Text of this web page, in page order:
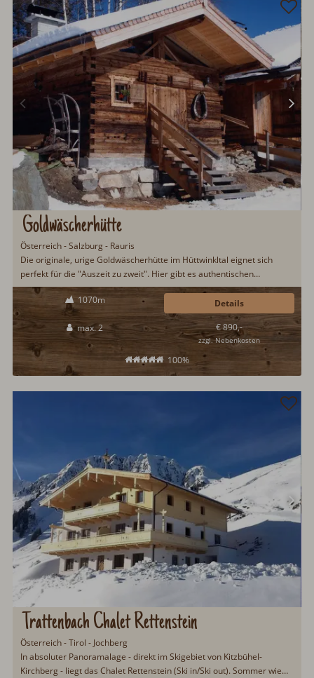
Goldwäscherhütte
Österreich - Salzburg - Rauris
Die originale, urige Goldwäscherhütte im Hüttwinkltal eignet sich
perfekt für die "Auszeit zu zweit". Hier gibt es authentischen
Hüttenurlaub, wie er anders nicht sein sollte. Gemütliche 23qm
Wohnfläche und Kachelofen sorgen für die notwendige
Hüttenromantik. Sommer wie Winter, wird den Gästen im Raurisertal
einiges an Urlaubsaktivitäten geboten...
1070m
max. 2
100%
€ 890,-
zzgl. Nebenkosten
Details
Trattenbach Chalet Rettenstein
Österreich - Tirol - Jochberg
In absoluter Panoramalage - direkt im Skigebiet von Kitzbühel-
Kirchberg - liegt das Chalet Rettenstein (Ski in/Ski out). Sommer wie